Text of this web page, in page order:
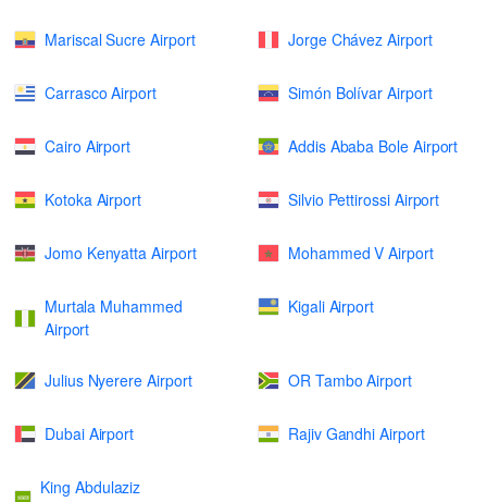
Mariscal Sucre Airport Jorge Chávez Airport
Carrasco Airport Simón Bolívar Airport
Cairo Airport Addis Ababa Bole Airport
Kotoka Airport Silvio Pettirossi Airport
Jomo Kenyatta Airport Mohammed V Airport
Murtala Muhammed
Airport
Kigali Airport
Julius Nyerere Airport OR Tambo Airport
Dubai Airport Rajiv Gandhi Airport
King Abdulaziz